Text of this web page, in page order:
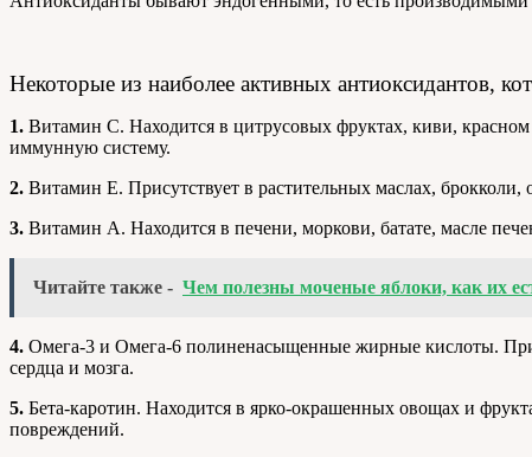
Некоторые из наиболее активных антиоксидантов,
1. Витамин C. Находится в цитрусовых фруктах, киви,
иммунную систему.
2. Витамин E. Присутствует в растительных маслах,
3. Витамин А. Находится в печени, моркови, батате, масле
Читайте также - Чем полезны моченые яблоки, как их
4. Омега-3 и Омега-6 полиненасыщенные жирные кислоты.
сердца и мозга.
5. Бета-каротин. Находится в ярко-окрашенных овощах и
повреждений.